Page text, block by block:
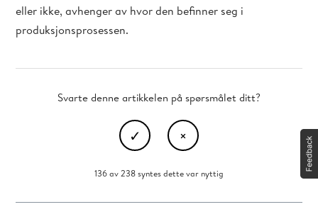
eller ikke, avhenger av hvor den befinner seg i
produksjonsprosessen.
Svarte denne artikkelen på spørsmålet ditt?
136 av 238 syntes dette var nyttig